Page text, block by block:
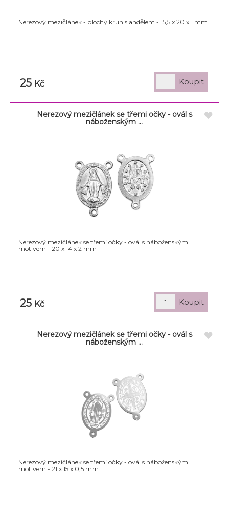
Nerezový mezičlánek - plochý kruh s andělem - 15,5 x 20 x 1 mm
25 Kč
Nerezový mezičlánek se třemi očky - ovál s
náboženským ...
Nerezový mezičlánek se třemi očky - ovál s náboženským
motivem - 20 x 14 x 2 mm
25 Kč
Nerezový mezičlánek se třemi očky - ovál s
náboženským ...
Nerezový mezičlánek se třemi očky - ovál s náboženským
motivem - 21 x 15 x 0,5 mm